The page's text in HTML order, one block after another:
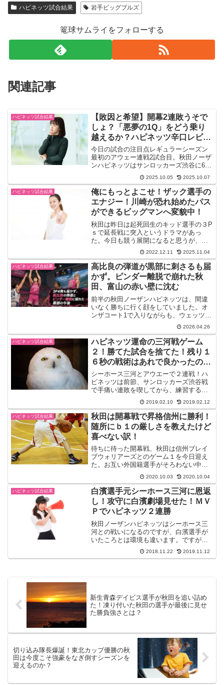
ハピネッツ試合結果 岩手ビッグブルズ
篭球サムライをフォローする
関連記事
ハピネッツ試合結果
【敗因と希望】開幕2連敗うそで
しょ？「悪夢の1Q」をどう乗り
越えるか？ハピネッツ辛口レビュ
ー
今日の試合の注目点レギュラーシーズン
最初のアウェー連戦2試合目。秋田ノーザ
ンハピネッツはサンロッカーズ渋谷に69-
86で敗れ、開幕2連敗のスタートになりま
した。結論から言えば「第1クォーターの
失点がすべて」。ウイングで爆発したロ
ウザダを止め...
2025.10.05 2025.10.07
ハピネッツ試合結果
俺にもっとよこせ！ザック選手の
エナジー！川崎が恐れ始めたパス
ができるビッグマンへ変貌中！
秋田は昨日は起死回生のキッド選手の３P
ｓで延長戦に突入というドラマがあっ
た。今日も競う展開になると思うが、終
盤の体力消耗が気がかりだ。試合に勝っ
てケンゾーHCのコメントを聞きたいもの
だ。試合結果・速報2022-23 B1第10節12
月11日...
2022.12.11 2025.11.04
ハピネッツ試合結果
高比良の弾道が黒部に刺さるも届
かず。ピンダー離脱で崩れた秋
田、富山の赤い壁に沈む
前半の秋田ノーザンハピネッツは、間違
いなく勝ちに行く顔をしていました。オ
ンザコート1で入りながらも、ウェッツェ
ルを中心に踏ん張り、ピンダーがペイン
トで存在感を出し、高比良寛治が富山の
ゾーンを切り裂くように3Pを沈めてい
く。黒部の午後に、秋田...
2026.04.26
ハピネッツ試合結果
ハピネッツ運命の三河戦ゲーム
２！勝てた試合を捨てた！残り１
６秒の戦術はあれで良かったの
か？
シーホース三河とアウエーで２連戦！ハ
ピネッツは前節、サンロッカーズ渋谷戦
で手痛い連敗を喫してから、練習する時
間はあったと思います。ここで特にオフ
ェンスの立て直しが喫緊の課題でした。
日本人選手をもっと生かすべく連携不足
の解消に取り組んできたと...
2019.02.10 2019.02.12
ハピネッツ試合結果
秋田は開幕戦で昇格信州に勝利！
随所にｂ１の厳しさを教えたけど
喜べない訳！
待ちに待った開幕戦、秋田は信州ブレイ
ブウォリアーズとのゲーム１を今日迎え
た。お互い外国籍選手がそろわない中、
信州は アンソニー・マクヘンリー選手、
ヤン・ジェミン選手、ウェイン・マーシ
ャル選手が合流していない厳しい状況。
ジョシュ・ホーキンソン...
2020.10.03 2020.10.04
ハピネッツ試合結果
白濱選手元シーホース三河に恩返
し！攻守に白濱劇場見せた！ＭＶ
Ｐでハピネッツ２連勝
秋田ノーザンハピネッツはシーホース三
河との戦いになるのですが、白濱選手が
いたころとは環境も違います。ですが内
心「メラメラ」としているのかもしれま
せん。ハピネッツとすれば、前回バスケ
2018.11.22 2019.11.12
新生青森デイビス選手が秋田を追い詰め
た！凍り付いた秋田の選手が最後に見せ
た勝負強さとは？
切り込み隊長爆誕！東北カップ優勝の秋
田は今度こそ強豪をなぎ倒すシーズンを
迎えるのか？